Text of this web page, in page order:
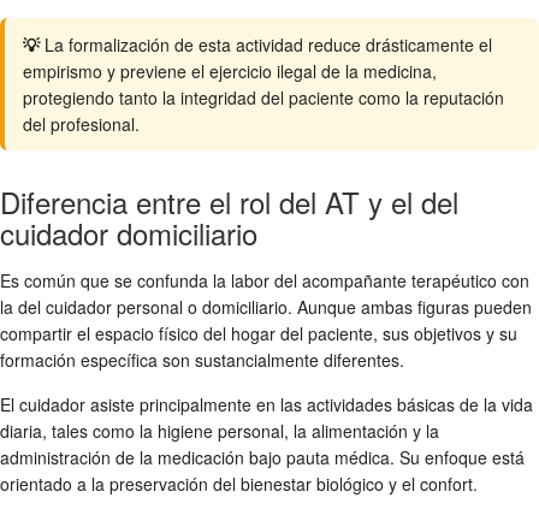
💡 La formalización de esta actividad reduce drásticamente el
empirismo y previene el ejercicio ilegal de la medicina,
protegiendo tanto la integridad del paciente como la reputación
del profesional.
Diferencia entre el rol del AT y el del
cuidador domiciliario
Es común que se confunda la labor del acompañante terapéutico con
la del cuidador personal o domiciliario. Aunque ambas figuras pueden
compartir el espacio físico del hogar del paciente, sus objetivos y su
formación específica son sustancialmente diferentes.
El cuidador asiste principalmente en las actividades básicas de la vida
diaria, tales como la higiene personal, la alimentación y la
administración de la medicación bajo pauta médica. Su enfoque está
orientado a la preservación del bienestar biológico y el confort.